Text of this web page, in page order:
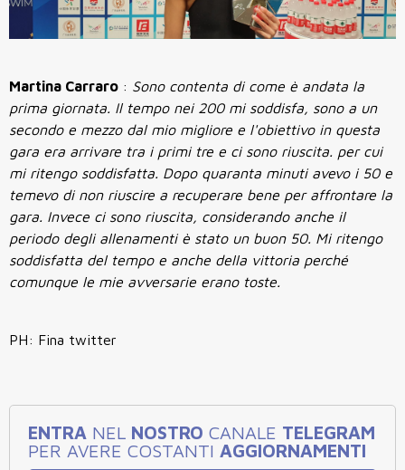
Martina Carraro : Sono contenta di come è andata la
prima giornata. Il tempo nei 200 mi soddisfa, sono a un
secondo e mezzo dal mio migliore e l'obiettivo in questa
gara era arrivare tra i primi tre e ci sono riuscita. per cui
mi ritengo soddisfatta. Dopo quaranta minuti avevo i 50 e
temevo di non riuscire a recuperare bene per affrontare la
gara. Invece ci sono riuscita, considerando anche il
periodo degli allenamenti è stato un buon 50. Mi ritengo
soddisfatta del tempo e anche della vittoria perché
comunque le mie avversarie erano toste.
PH: Fina twitter
ENTRA NEL NOSTRO CANALE TELEGRAM
PER AVERE COSTANTI AGGIORNAMENTI